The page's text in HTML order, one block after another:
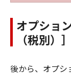
オプショ
（税別）］
後から、オプシ